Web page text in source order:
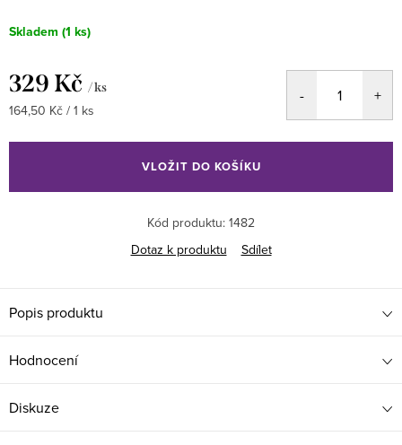
Skladem (1 ks)
329 Kč / ks
Měrná
164,50 Kč / 1 ks
VLOŽIT DO KOŠÍKU
Kód produktu: 1482
Dotaz k produktu
Sdílet
Popis produktu
Hodnocení
Diskuze